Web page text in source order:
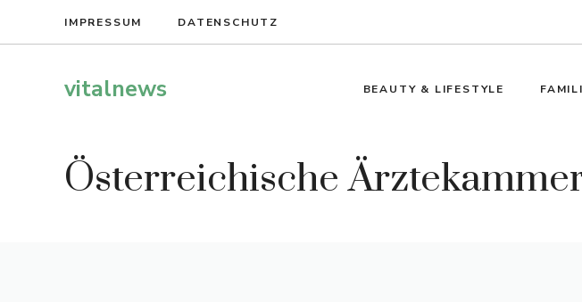
IMPRESSUM DATENSCHUTZ
vitalnews BEAUTY & LIFESTYLE
Österreichische